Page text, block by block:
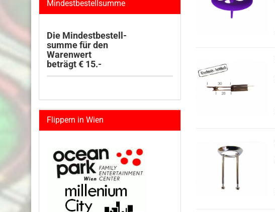
Mindestbestellsumme
Die Mindestbestell-
summe für den
Warenwert
beträgt € 15.-
Flippern in Wien